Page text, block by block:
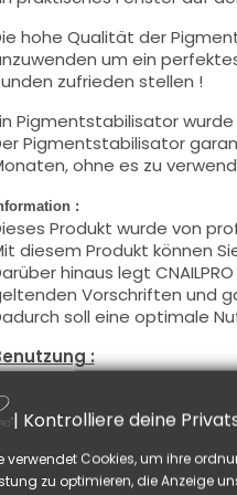
hohe Qualität der
um ein
zufrieden stellen !
Pigmentstabilisator
Pigmentstabilisator
ohne es zu
:
Produkt wurde von
diesem Produkt können
hinaus legt
Vorschriften und
soll eine optimale
:
Farbe mit dem Pinsel,
zu entfetten)
tragen Sie die zweite
Produkte werden
| Kontrolliere deine
verwendet Cookies, um ihre
zu optimieren, die Anzeige